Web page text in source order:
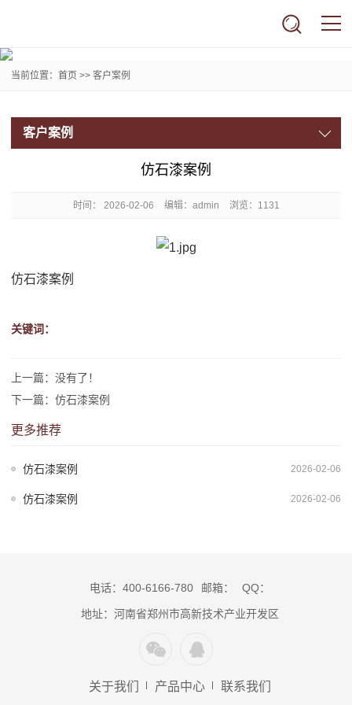
当前位置： 首页 >> 客户案例
客户案例
仿石漆案例
时间： 2026-02-06 编辑：admin 浏览：1131
仿石漆案例
关键词：
上一篇：没有了！
下一篇： 仿石漆案例
更多推荐
2026-02-06
仿石漆案例
2026-02-06
仿石漆案例
电话：400-6166-780 邮箱： QQ：
地址：河南省郑州市高新技术产业开发区
关于我们 产品中心 联系我们